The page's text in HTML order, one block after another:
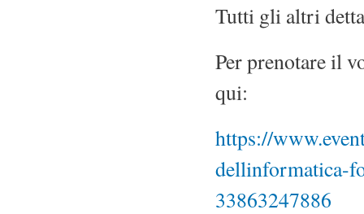
Tutti gli altri
Per prenotare il
qui:
https://
dellinformatica-
33863247886